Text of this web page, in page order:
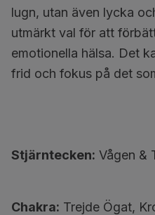
lugn, utan även lycka
utmärkt val för att
emotionella hälsa. Det
frid och fokus på det
Stjärntecken: Vågen &
Chakra: Trejde Ögat,